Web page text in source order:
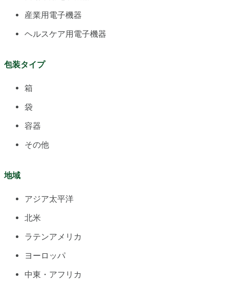
産業用電子機器
ヘルスケア用電子機器
包装タイプ
箱
袋
容器
その他
地域
アジア太平洋
北米
ラテンアメリカ
ヨーロッパ
中東・アフリカ